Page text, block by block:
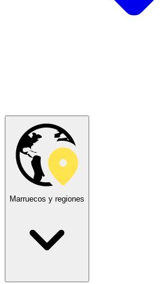
Marruecos y regiones